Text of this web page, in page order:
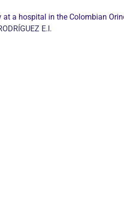
a hospital in the Colombian
E.I.